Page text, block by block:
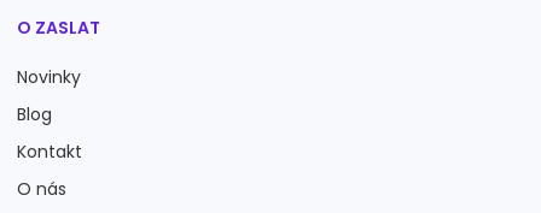
O ZASLAT
Novinky
Blog
Kontakt
O nás